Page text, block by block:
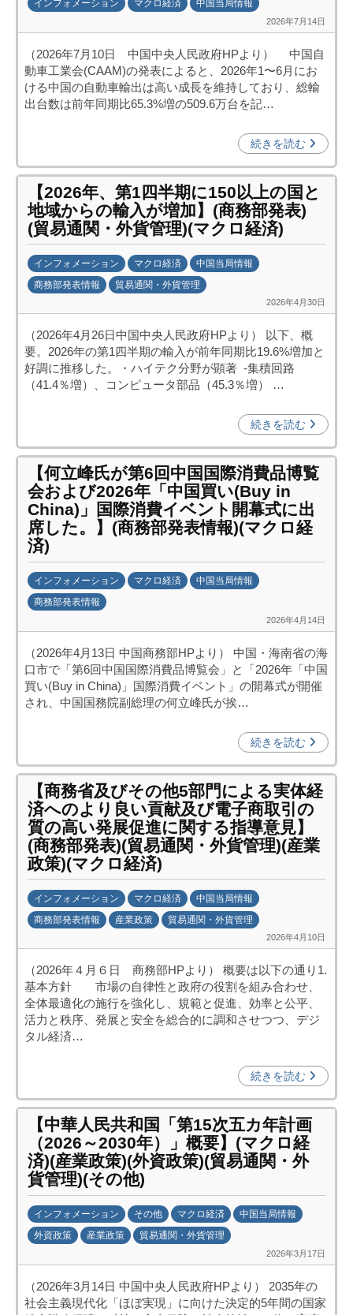
i
p
o
)
インフォメーション マクロ経済 中国当局情報
2026年7月14日
日
中
投
機
(
j
i
p
（2026年7月10日 中国中央人民政府HPより） 中国自
動車工業会(CAAM)の発表によると、2026年1〜6月にお
ける中国の自動車輸出は高い成長を維持しており、総輸
出台数は前年同期比65.3%増の509.6万台を記…
続きを読む
【2026年、第1四半期に150以上の国と
地域からの輸入が増加】(商務部発表)
(貿易通関・外貨管理)(マクロ経済)
インフォメーション マクロ経済
中国当局情報
商務部発表情報
貿易通関・外貨管理
2026年4月30日
日
中
投
機
(
j
c
i
p
o
)
（2026年4月26日中国中央人民政府HPより） 以下、概
要。2026年の第1四半期の輸入が前年同期比19.6%増加と
好調に推移した。・ハイテク分野が顕著 -集積回路
（41.4％増）、コンピュータ部品（45.3％増） …
続きを読む
【何立峰氏が第6回中国国際消費品博覧
会および2026年「中国買い(Buy in
China)」国際消費イベント開幕式に出
席した。】(商務部発表情報)(マクロ経
済)
インフォメーション マクロ経済
中国当局情報
商務部発表情報
2026年4月14日
日
中
投
機
(
j
c
i
o
)
（2026年4月13日 中国商務部HPより） 中国・海南省の海
口市で「第6回中国国際消費品博覧会」と「2026年「中国
買い(Buy in China)」国際消費イベント」の開幕式が開催
され、中国国務院副総理の何立峰氏が挨…
続きを読む
【商務省及びその他5部門による実体経
済へのより良い貢献及び電子商取引の
質の高い発展促進に関する指導意見】
(商務部発表)(貿易通関・外貨管理)(産業
政策)(マクロ経済)
インフォメーション マクロ経済
中国当局情報
商務部発表情報
産業政策 貿易通関・外貨管理
2026年4月10日
日
中
投
資
構
c
i
p
o
)
（2026年４月６日 商務部HPより） 概要は以下の通り1.
基本方針 市場の自律性と政府の役割を組み合わせ、
全体最適化の施行を強化し、規範と促進、効率と公平、
活力と秩序、発展と安全を総合的に調和させつつ、デジ
タル経済…
続きを読む
【中華人民共和国「第15次五カ年計画
（2026～2030年）」概要】(マクロ経
済)(産業政策)(外資政策)(貿易通関・外
貨管理)(その他)
インフォメーション その他 マクロ経済
中国当局情報
外資政策
産業政策 貿易通関・外貨管理
2026年3月17日
日
中
（2026年3月14日 中国中央人民政府HPより） 2035年の
社会主義現代化「ほぼ実現」に向けた決定的5年間の国家